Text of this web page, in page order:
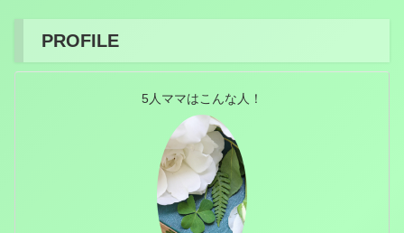
PROFILE
5人ママはこんな人！